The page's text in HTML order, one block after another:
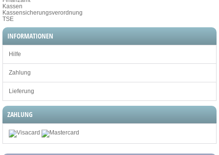
Kassen
Kassensicherungsverordnung
TSE
INFORMATIONEN
Hilfe
Zahlung
Lieferung
ZAHLUNG